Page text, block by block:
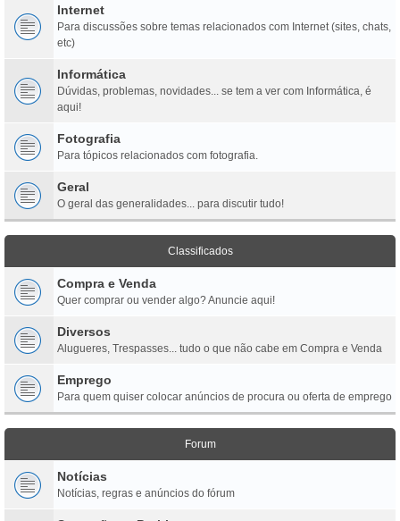
Internet
Para discussões sobre temas relacionados com Internet (sites, chats,
etc)
Informática
Dúvidas, problemas, novidades... se tem a ver com Informática, é
aqui!
Fotografia
Para tópicos relacionados com fotografia.
Geral
O geral das generalidades... para discutir tudo!
Classificados
Compra e Venda
Quer comprar ou vender algo? Anuncie aqui!
Diversos
Alugueres, Trespasses... tudo o que não cabe em Compra e Venda
Emprego
Para quem quiser colocar anúncios de procura ou oferta de emprego
Forum
Notícias
Notícias, regras e anúncios do fórum